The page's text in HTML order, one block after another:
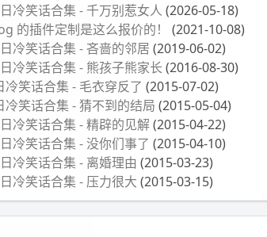
冷笑话合集 - 千万别惹女人 (2026-05-18)
的插件定制是这么报价的！
(2021-10-08)
冷笑话合集 - 吝啬的邻居 (2019-06-02)
冷笑话合集 - 熊孩子熊家长 (2016-08-30)
冷笑话合集 - 毛衣穿反了 (2015-07-02)
冷笑话合集 - 猜不到的结局 (2015-05-04)
冷笑话合集 - 精辟的见解(2015-04-22)
冷笑话合集 - 没你们事了 (2015-04-10)
冷笑话合集 - 离婚理由 (2015-03-23)
冷笑话合集 - 压力很大 (2015-03-15)